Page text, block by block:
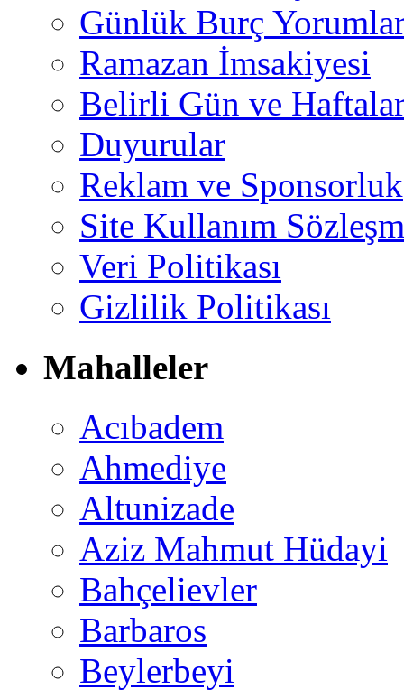
Günlük Burç
Ramazan İmsakiyesi
Belirli Gün ve
Duyurular
Reklam ve Sponsorluk
Site Kullanım
Veri Politikası
Gizlilik Politikası
Mahalleler
Acıbadem
Ahmediye
Altunizade
Aziz Mahmut Hüdayi
Bahçelievler
Barbaros
Beylerbeyi